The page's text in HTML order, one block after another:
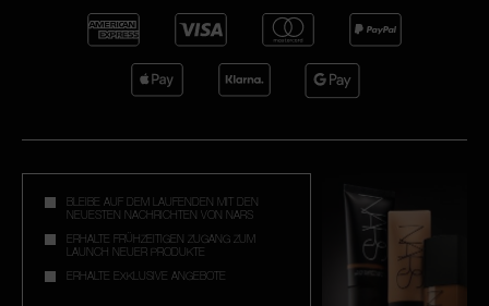
BLEIBE AUF DEM LAUFENDEN MIT DEN
NEUESTEN NACHRICHTEN VON NARS
ERHALTE FRÜHZEITIGEN ZUGANG ZUM
LAUNCH NEUER PRODUKTE
ERHALTE EXKLUSIVE ANGEBOTE